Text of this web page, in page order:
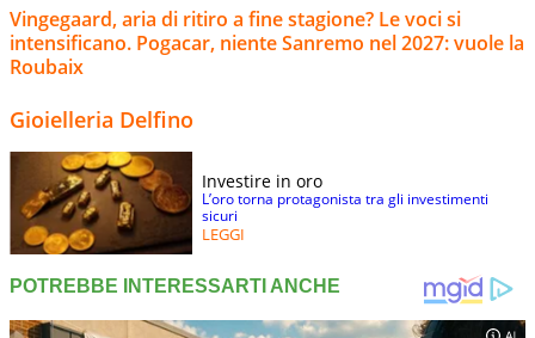
Vingegaard, aria di ritiro a fine stagione? Le voci si
intensificano. Pogacar, niente Sanremo nel 2027: vuole la
Roubaix
Gioielleria Delfino
Investire in oro
L’oro torna protagonista tra gli investimenti
sicuri
LEGGI